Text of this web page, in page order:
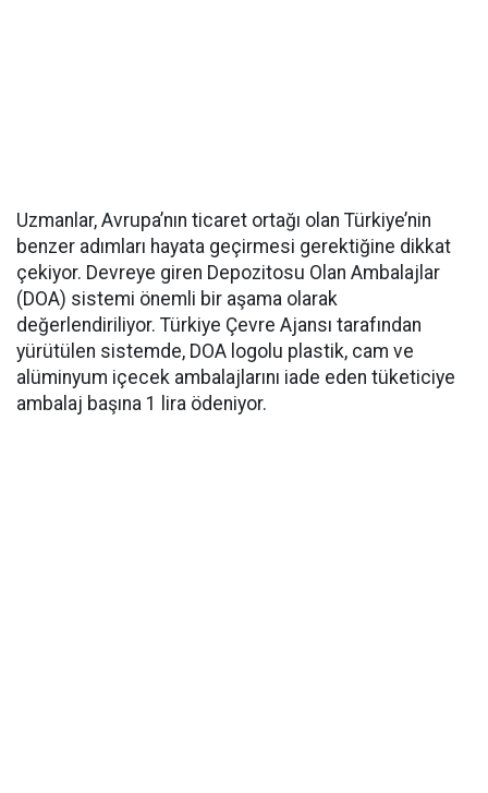
Uzmanlar, Avrupa’nın ticaret ortağı olan Türkiye’nin
benzer adımları hayata geçirmesi gerektiğine dikkat
çekiyor. Devreye giren Depozitosu Olan Ambalajlar
(DOA) sistemi önemli bir aşama olarak
değerlendiriliyor. Türkiye Çevre Ajansı tarafından
yürütülen sistemde, DOA logolu plastik, cam ve
alüminyum içecek ambalajlarını iade eden tüketiciye
ambalaj başına 1 lira ödeniyor.